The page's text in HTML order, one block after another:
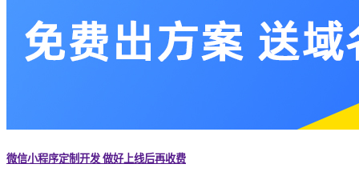
微信小程序定制开发 做好上线后再收费